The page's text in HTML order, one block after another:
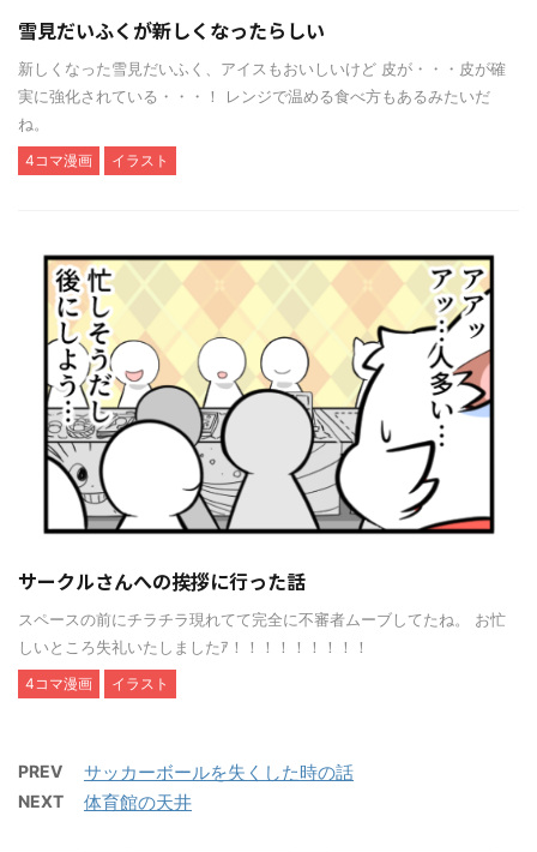
雪見だいふくが新しくなったらしい
新しくなった雪見だいふく、アイスもおいしいけど 皮が・・・皮が確
実に強化されている・・・！ レンジで温める食べ方もあるみたいだ
ね。
4コマ漫画 イラスト
サークルさんへの挨拶に行った話
スペースの前にチラチラ現れてて完全に不審者ムーブしてたね。 お忙
しいところ失礼いたしましたｱ！！！！！！！！！
4コマ漫画 イラスト
PREV サッカーボールを失くした時の話
NEXT 体育館の天井